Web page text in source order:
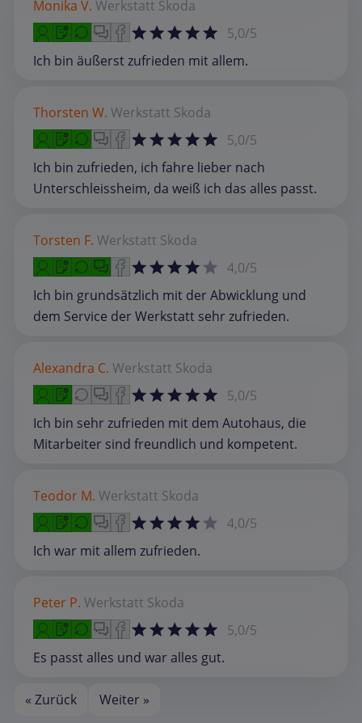
Monika V. Werkstatt Skoda
5,0/5
Ich bin äußerst zufrieden mit allem.
Thorsten W. Werkstatt Skoda
5,0/5
Ich bin zufrieden, ich fahre lieber nach
Unterschleissheim, da weiß ich das alles passt.
Torsten F. Werkstatt Skoda
4,0/5
Ich bin grundsätzlich mit der Abwicklung und
dem Service der Werkstatt sehr zufrieden.
Alexandra C. Werkstatt Skoda
5,0/5
Ich bin sehr zufrieden mit dem Autohaus, die
Mitarbeiter sind freundlich und kompetent.
Teodor M. Werkstatt Skoda
4,0/5
Ich war mit allem zufrieden.
Peter P. Werkstatt Skoda
5,0/5
Es passt alles und war alles gut.
« Zurück Weiter »